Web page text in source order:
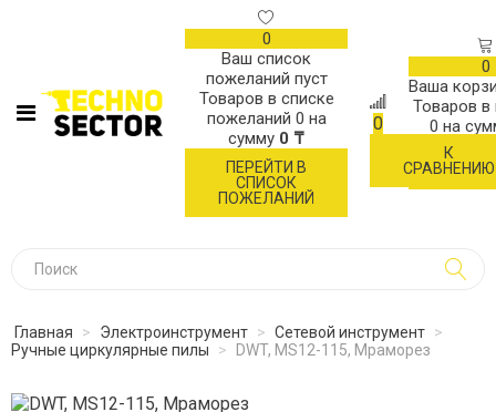
0
Ваш список
пожеланий пуст
Товаров в списке
пожеланий 0 на
сумму 0 ₸
ПЕРЕЙТИ В
СПИСОК
ПОЖЕЛАНИЙ
0
К
СРАВНЕНИЮ
0
Ваша
Товаров в
0 на
Главная > Электроинструмент > Сетевой инструмент >
Ручные циркулярные пилы
> DWT, MS12-115, Мраморез